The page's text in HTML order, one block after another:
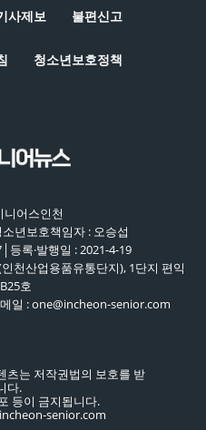
사제보 불편신고
청소년보호정책
니어스인천
년보호책임자 : 오승섭
등록·발행일 : 2021-4-19
천산업용품유통단지), 1단지 편익
호
일 : one@incheon-senior.com
츠는 저작권법의 보호를 받
다.
등이 금지됩니다.
senior.com